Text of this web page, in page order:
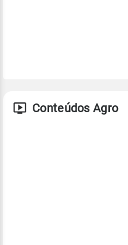
Conteúdos Agro